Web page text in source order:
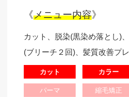
《メニュー内容》
カット、脱染(黒染め落とし)
(ブリーチ２回)、髪質改善プ
カット カラー
パーマ 縮毛矯正